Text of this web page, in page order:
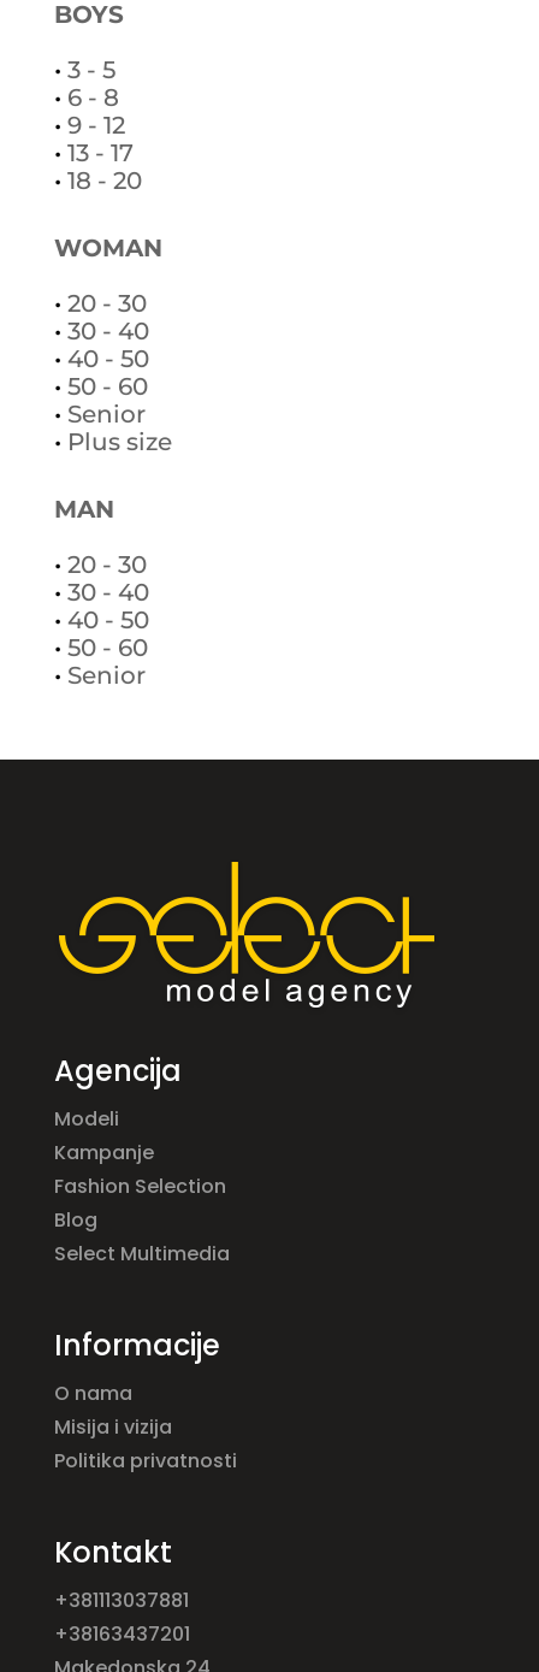
BOYS
• 3 - 5
• 6 - 8
• 9 - 12
• 13 - 17
• 18 - 20
WOMAN
• 20 - 30
• 30 - 40
• 40 - 50
• 50 - 60
• Senior
• Plus size
MAN
• 20 - 30
• 30 - 40
• 40 - 50
• 50 - 60
• Senior
Agencija
Modeli
Kampanje
Fashion Selection
Blog
Select Multimedia
Informacije
O nama
Misija i vizija
Politika privatnosti
Kontakt
+381113037881
+38163437201